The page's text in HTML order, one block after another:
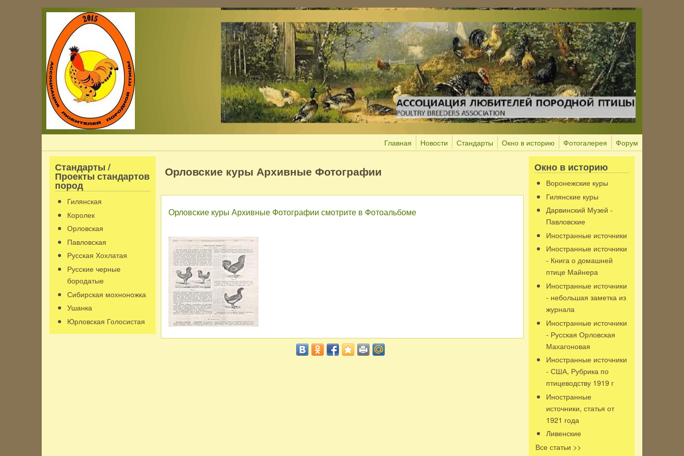
Перейти к основному содержанию
Главная Новости Стандарты Окно в историю Фотогалерея Форум
Орловские куры Архивные Фотографии
Орловские куры Архивные Фотографии смотрите в Фотоальбоме
Стандарты /
Проекты стандартов
пород
Гилянская
Королек
Орловская
Павловская
Русская Хохлатая
Русские черные
бородатые
Сибирская мохноножка
Ушанка
Юрловская Голосистая
Окно в историю
Воронежские куры
Гилянские куры
Дарвинский Музей -
Павловские
Иностранные источники
Иностранные источники
- Книга о домашней
птице Майнера
Иностранные источники
- небольшая заметка из
журнала
Иностранные источники
- Русская Орловская
Махагоновая
Иностранные источники
- США, Рубрика по
птицеводству 1919 г
Иностранные
источники, статья от
1921 года
Ливенские
Все статьи >>